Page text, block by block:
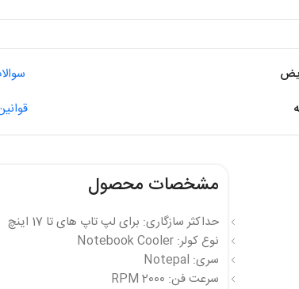
مشخصات محصول
حداکثر سازگاری: برای لپ تاپ های تا 17 اینچ
نوع کولر: Notebook Cooler
سری: Notepal
سرعت فن: 2000 RPM